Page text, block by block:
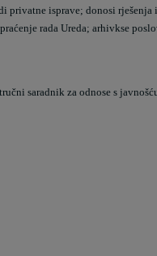
privatne isprave; donosi
rada Ureda; arhivkse
saradnik za odnose s